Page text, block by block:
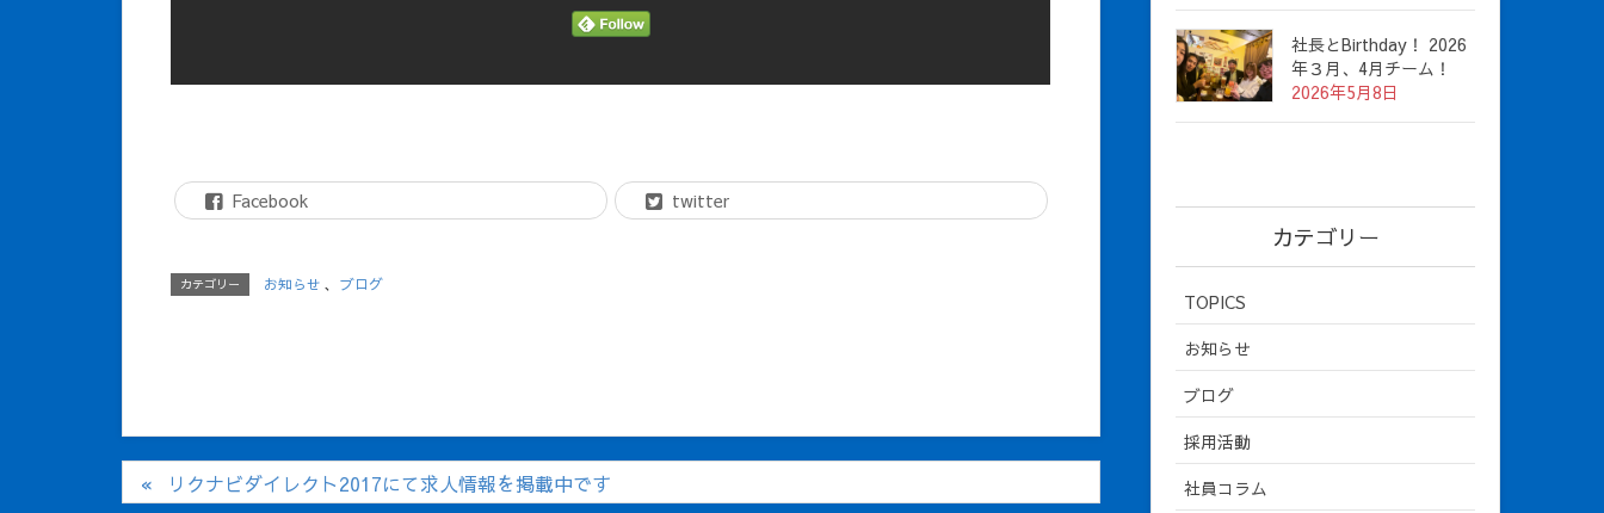
Facebook twitter
カテゴリー お知らせ 、 ブログ
リクナビダイレクト2017にて求人情報を掲載中です
社長とBirthday！ 2026
年３月、4月チーム！
2026年5月8日
カテゴリー
TOPICS
お知らせ
ブログ
採用活動
社員コラム